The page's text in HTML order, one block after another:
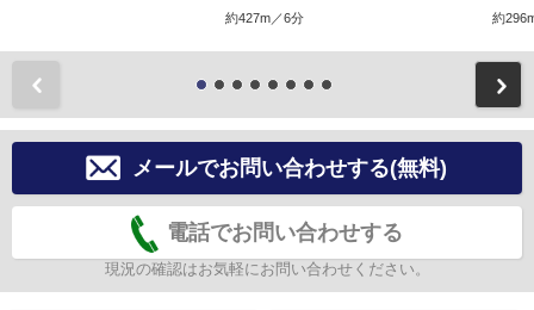
約427m／6分 約
メールでお問い合わせする(無料)
電話でお問い合わせする
現況の確認はお気軽にお問い合わせください。